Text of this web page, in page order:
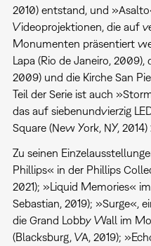
2010) entstand, und
Videoprojektionen, die auf
Monumenten präsentiert
Lapa (Rio de Janeiro,
2009) und die Kirche San
Teil der Serie ist auch
das auf siebenundvierzig
Square (New York, NY,
Zu seinen
Phillips« in der Phillips
2021); »Liquid Memories«
Sebastian, 2019); »Surge«,
die Grand Lobby Wall im
(Blacksburg, VA, 2019);